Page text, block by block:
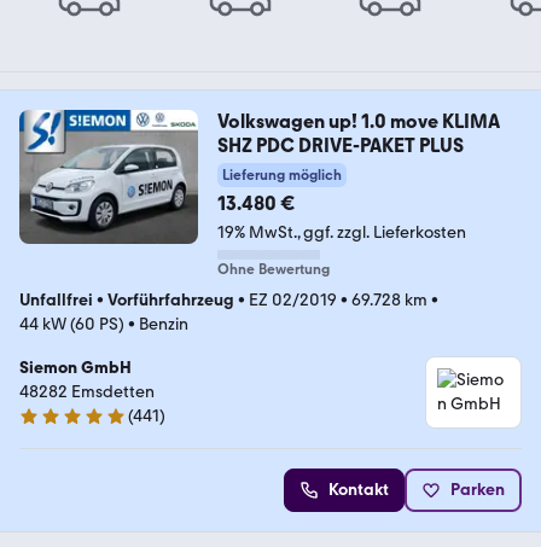
Volkswagen up! 1.0 move KLIMA
SHZ PDC DRIVE-PAKET PLUS
Lieferung möglich
13.480 €
19% MwSt. ggf. zzgl. Lieferkosten
Ohne Bewertung
Unfallfrei • Vorführfahrzeug • EZ 02/2019 • 69.728 km •
44 kW (60 PS) • Benzin
Siemon GmbH
48282 Emsdetten
4.9 Sterne
(441)
Kontakt Parken